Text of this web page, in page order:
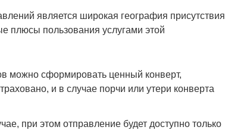
является широкая география присутствия
плюсы пользования услугами этой
можно сформировать ценный конверт,
и в случае порчи или утери конверта
при этом отправление будет доступно только